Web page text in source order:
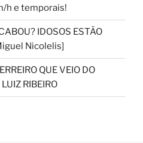
h e temporais!
IDOSOS ESTÃO
Nicolelis]
QUE VEIO DO
RIBEIRO